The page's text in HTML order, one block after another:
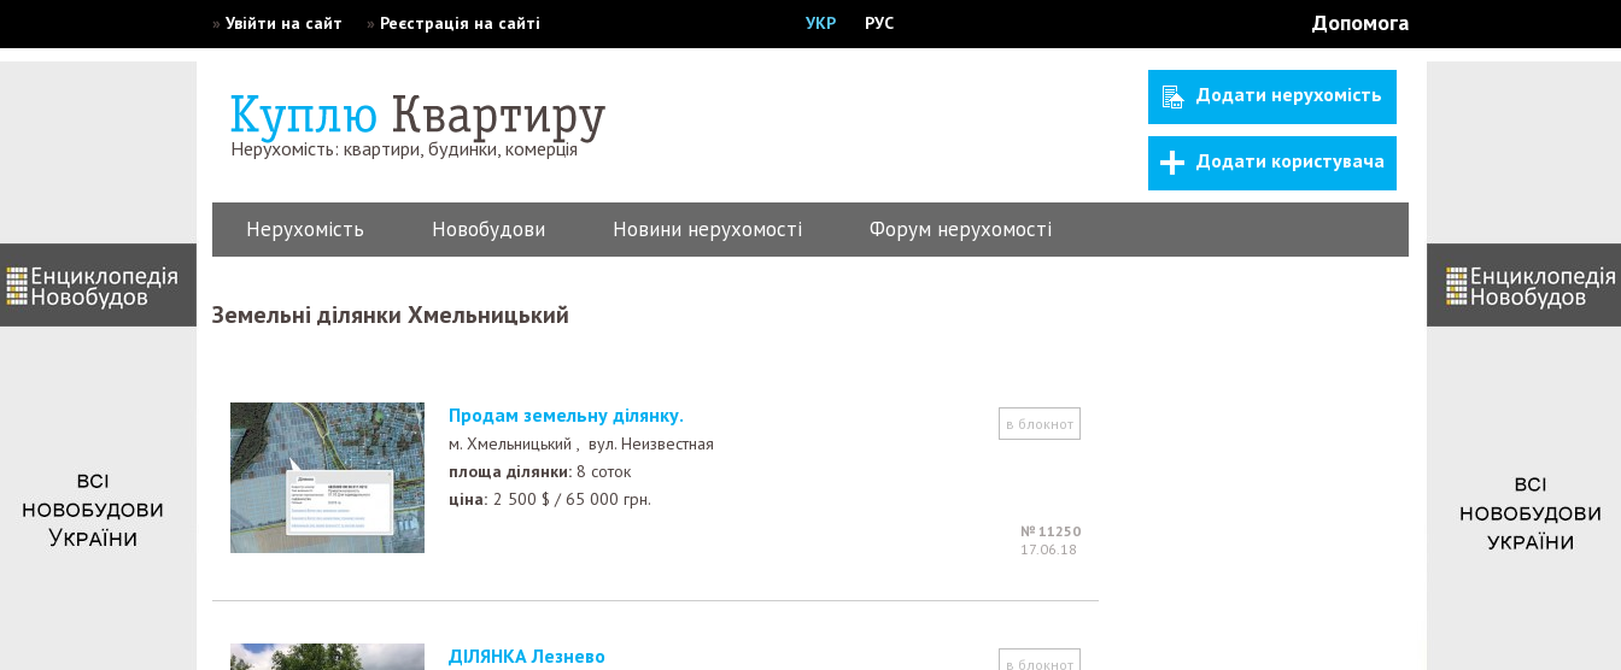
» Увійти на сайт » Реєстрація на сайті УКР РУС Допомога
Нерухомість: квартири, будинки, комерція
Додати нерухомість
Додати користувача
Нерухомість Новобудови Новини нерухомості Форум нерухомості
Земельні ділянки Хмельницький
Продам земельну ділянку. в блокнот
м. Хмельницький , вул. Неизвестная
площа ділянки: 8 соток
ціна: 2 500 $ /65 000 грн.
№ 11250
17.06.18
ДІЛЯНКА Лезнево в блокнот